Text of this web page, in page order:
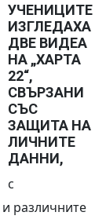
УЧЕНИЦИТЕ
ИЗГЛЕДАХА
ДВЕ ВИДЕА
НА „ХАРТА
22“,
СВЪРЗАНИ
СЪС
ЗАЩИТА НА
ЛИЧНИТЕ
ДАННИ,
с
различните